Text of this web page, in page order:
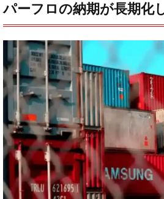
パーフロの納期が長期化